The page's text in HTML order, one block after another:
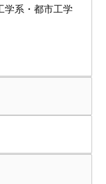
学系・都市工学